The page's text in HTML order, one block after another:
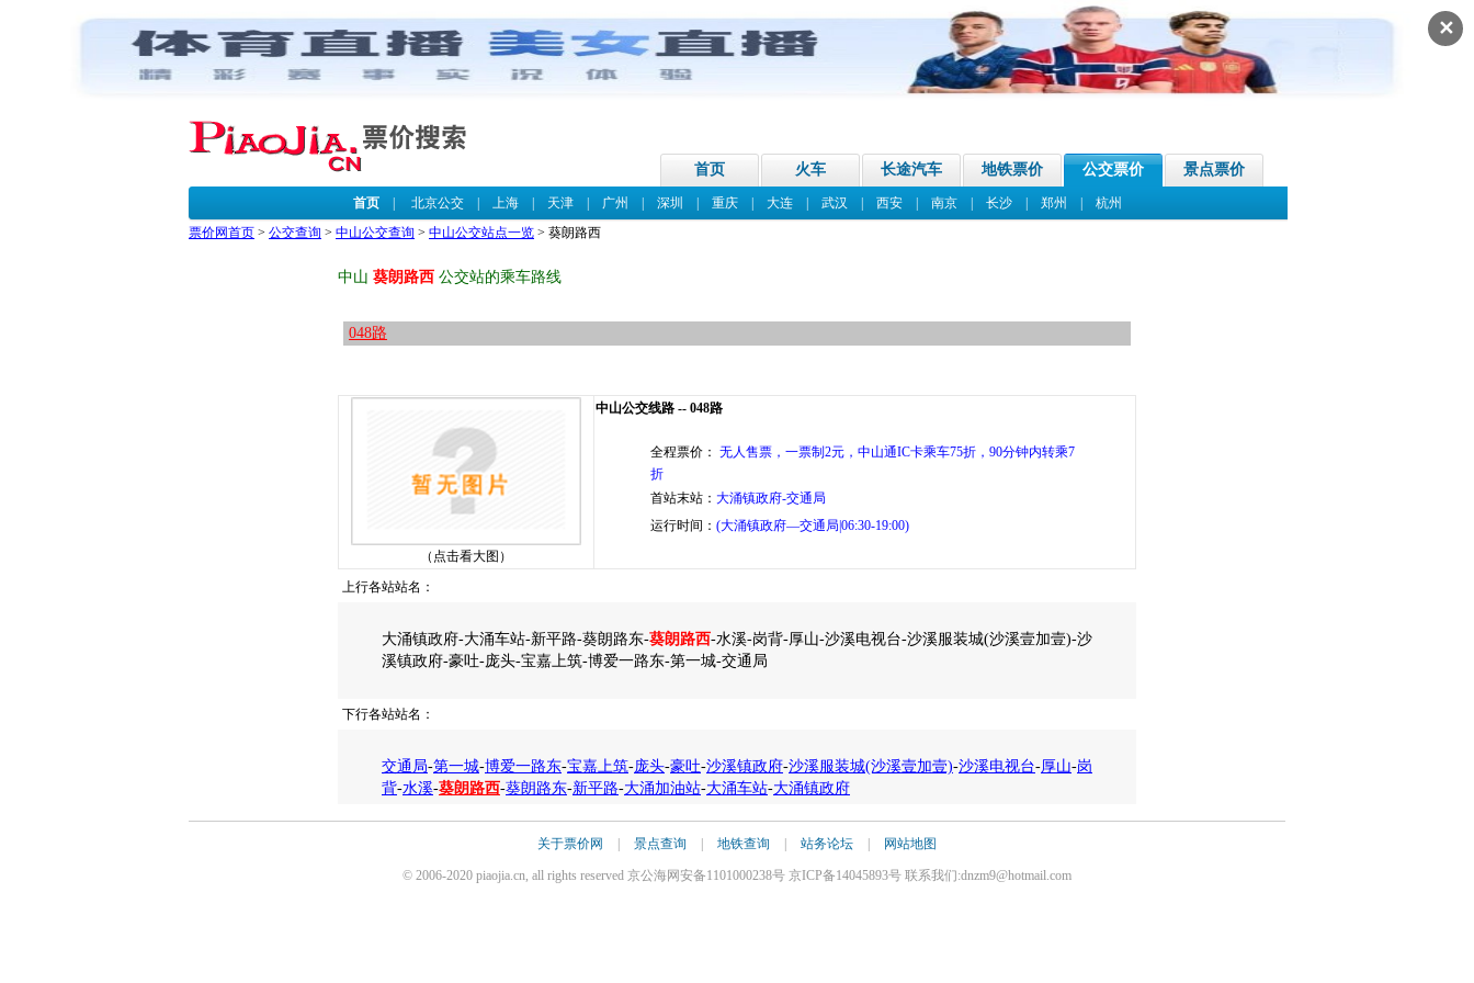
✕
首页 火车 长途汽车 地铁票价 公交票价 景点票价
首页| 北京公交| 上海| 天津| 广州 深圳 重庆| 大连| 武汉 西安| 南京| 长沙| 郑州
杭州
票价网首页 > 公交查询 > 中山公交查询 > 中山公交站点一览 > 葵朗路西
中山 葵朗路西 公交站的乘车路线
048路
（点击看大图）
中山公交线路 -- 048路
全程票价： 无人售票，一票制2元，中山通IC卡乘车75折，90分钟内转乘7
折
首站末站： 大涌镇政府-交通局
运行时间： (大涌镇政府—交通局|06:30-19:00)
上行各站站名：
大涌镇政府-大涌车站-新平路-葵朗路东-葵朗路西-水溪-岗背-厚山-沙溪电视台-沙溪服装城(沙溪壹加壹)-沙
溪镇政府-豪吐-庞头-宝嘉上筑-博爱一路东-第一城-交通局
下行各站站名：
交通局-第一城-博爱一路东-宝嘉上筑-庞头-豪吐-沙溪镇政府-沙溪服装城(沙溪壹加壹)-沙溪电视台-厚山-岗
背-水溪-葵朗路西-葵朗路东-新平路-大涌加油站-大涌车站-大涌镇政府
关于票价网 景点查询 地铁查询 站务论坛 网站地图
© 2006-2020 piaojia.cn, all rights reserved 京公海网安备1101000238号 京ICP备14045893号 联系我们:dnzm9@hotmail.com